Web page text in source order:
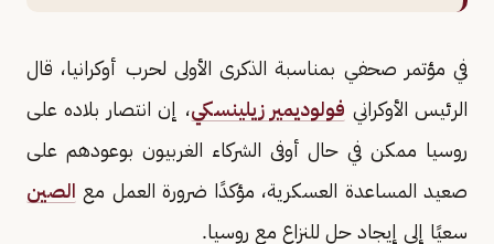
في مؤتمر صحفي بمناسبة الذكرى الأولى لحرب أوكرانيا، قال
الرئيس الأوكراني فولوديمير زيلينسكي، إن انتصار بلاده على
روسيا ممكن في حال أوفى الشركاء الغربيون بوعودهم على
صعيد المساعدة العسكرية، مؤكدًا ضرورة العمل مع الصين
سعيًا إلى إيجاد حل للنزاع مع روسيا.